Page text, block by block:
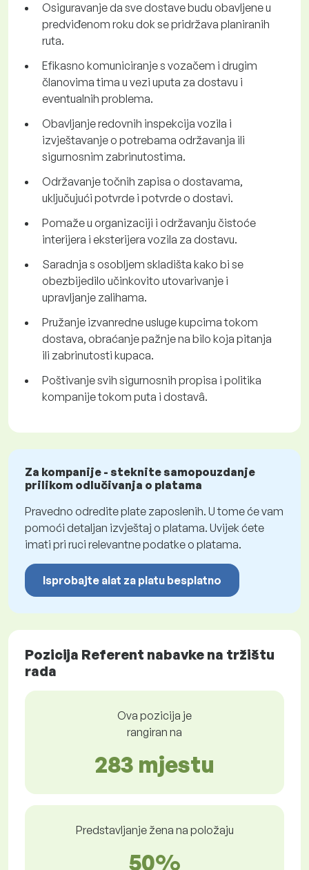
Osiguravanje da sve dostave budu obavljene u
predviđenom roku dok se pridržava planiranih
ruta.
Efikasno komuniciranje s vozačem i drugim
članovima tima u vezi uputa za dostavu i
eventualnih problema.
Obavljanje redovnih inspekcija vozila i
izvještavanje o potrebama održavanja ili
sigurnosnim zabrinutostima.
Održavanje točnih zapisa o dostavama,
uključujući potvrde i potvrde o dostavi.
Pomaže u organizaciji i održavanju čistoće
interijera i eksterijera vozila za dostavu.
Saradnja s osobljem skladišta kako bi se
obezbijedilo učinkovito utovarivanje i
upravljanje zalihama.
Pružanje izvanredne usluge kupcima tokom
dostava, obraćanje pažnje na bilo koja pitanja
ili zabrinutosti kupaca.
Poštivanje svih sigurnosnih propisa i politika
kompanije tokom puta i dostavâ.
Za kompanije - steknite samopouzdanje
prilikom odlučivanja o platama
Pravedno odredite plate zaposlenih. U tome će vam
pomoći detaljan izvještaj o platama. Uvijek ćete
imati pri ruci relevantne podatke o platama.
Isprobajte alat za platu besplatno
Pozicija Referent nabavke na tržištu
rada
Ova pozicija je
rangiran na
283 mjestu
Predstavljanje žena na položaju
50%